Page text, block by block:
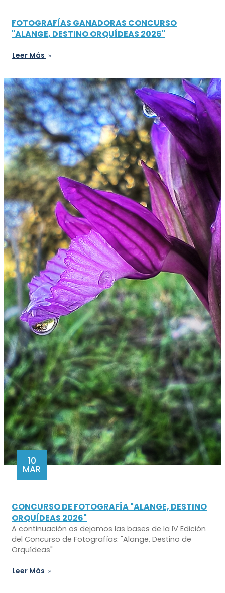
FOTOGRAFÍAS GANADORAS CONCURSO
"ALANGE, DESTINO ORQUÍDEAS 2026"
Leer Más
10
MAR
CONCURSO DE FOTOGRAFÍA "ALANGE, DESTINO
ORQUÍDEAS 2026"
A continuación os dejamos las bases de la IV Edición
del Concurso de Fotografías: "Alange, Destino de
Orquídeas"
Leer Más